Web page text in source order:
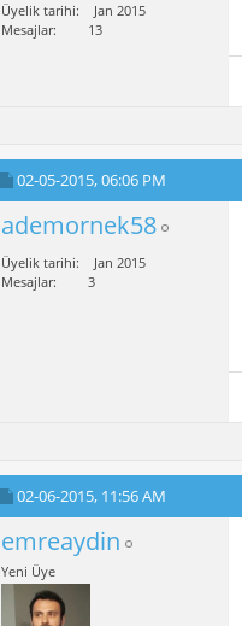
Üyelik tarihi
Jan 2015
Mesajlar
13
02-05-2015,06:06 PM
ademornek58
Üyelik tarihi
Jan 2015
Mesajlar
3
02-06-2015, 11:56 AM
emreaydin
Yeni Üye